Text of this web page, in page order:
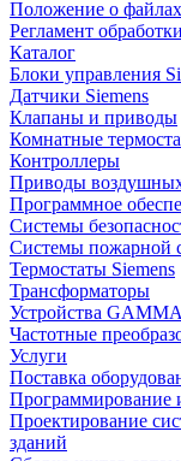
Положение о
Регламент
Каталог
Блоки управления
Датчики Siemens
Клапаны и приводы
Комнатные
Контроллеры
Приводы
Программное
Системы
Системы пожарной
Термостаты Siemens
Трансформаторы
Устройства GAMMA
Частотные
Услуги
Поставка
Программирование
Проектирование
зданий